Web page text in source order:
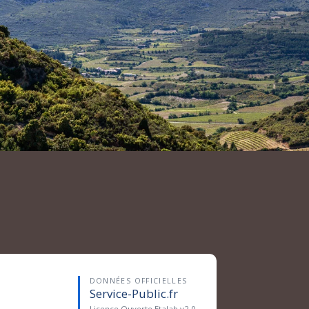
DONNÉES OFFICIELLES
Service-Public.fr